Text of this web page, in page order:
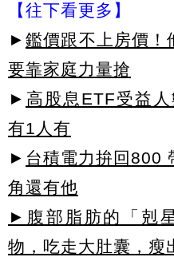
【往下看更多】
► 鑑價跟不上房價！
要靠家庭力量搶
► 高股息ETF受益
有1人有
► 台積電力拚回800
角還有他
►腹部脂肪的「剋
物，吃走大肚囊，瘦